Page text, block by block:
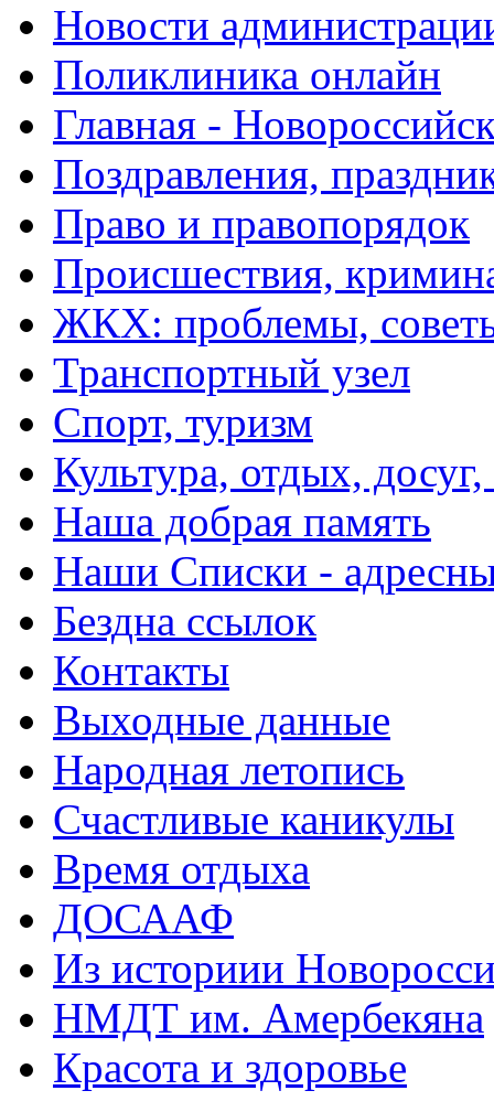
Новости
Поликлиника онлайн
Главная -
Поздравления,
Право и правопорядок
Происшествия,
ЖКХ: проблемы,
Транспортный узел
Спорт, туризм
Культура, отдых,
Наша добрая память
Наши Списки -
Бездна ссылок
Контакты
Выходные данные
Народная летопись
Счастливые каникулы
Время отдыха
ДОСААФ
Из историии
НМДТ им. Амербекяна
Красота и здоровье